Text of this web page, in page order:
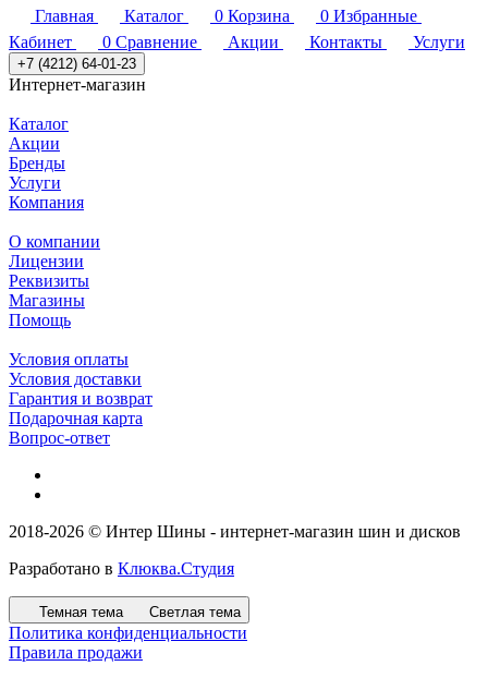
Главная
Каталог 0 Корзина 0 Избранные
Кабинет
0 Сравнение Акции Контакты Услуги
+7 (4212) 64-01-23
Интернет-магазин
Каталог
Акции
Бренды
Услуги
Компания
О компании
Лицензии
Реквизиты
Магазины
Помощь
Условия оплаты
Условия доставки
Гарантия и возврат
Подарочная карта
Вопрос-ответ
2018-2026 © Интер Шины - интернет-магазин шин и дисков
Разработано в Клюква.Студия
Темная тема Светлая тема
Политика конфиденциальности
Правила продажи